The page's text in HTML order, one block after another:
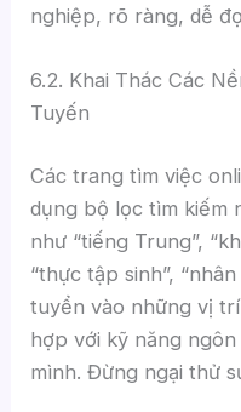
nghiệp, rõ ràng, dễ
6.2. Khai Thác Các
Tuyến
Các trang tìm việc
dụng bộ lọc tìm kiếm
như “tiếng Trung”,
“thực tập sinh”,
tuyển vào những vị
hợp với kỹ năng
mình. Đừng ngại thử